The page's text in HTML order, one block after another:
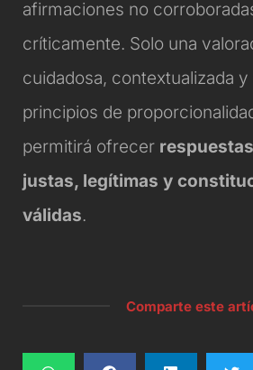
afirmaciones no
críticamente. Solo una
cuidadosa, contextualizada y
principios de
permitirá ofrecer
justas, legítimas y
válidas.
Comparte este